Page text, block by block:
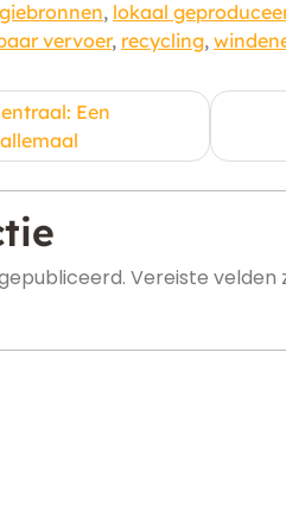
, lokaal
vervoer, recycling,
Een
Vereiste velden